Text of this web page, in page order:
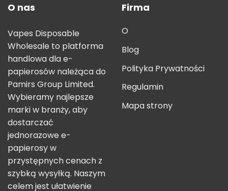
O nas
Vapes Disposable
Wholesale to platforma
handlowa dla e-
papierosów należąca do
Pamirs Group Limited.
Wybieramy najlepsze
marki w branży, aby
dostarczać
jednorazowe e-
papierosy w
przystępnych cenach z
szybką wysyłką. Naszym
celem jest ułatwienie
Firma
O
Blog
Polityka Prywatności
Regulamin
Mapa strony